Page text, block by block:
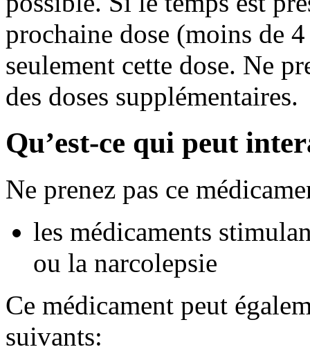
prochaine dose (moins de
seulement cette dose. Ne
des doses supplémentaires.
Qu’est-ce qui peut
Ne prenez pas ce
les médicaments
ou la narcolepsie
Ce médicament peut
suivants: